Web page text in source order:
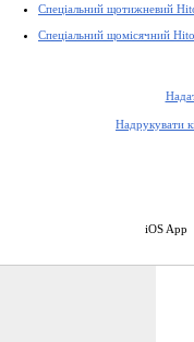
Спеціальний щотижневий
Спеціальний щомісячний
Надрукувати
iOS App